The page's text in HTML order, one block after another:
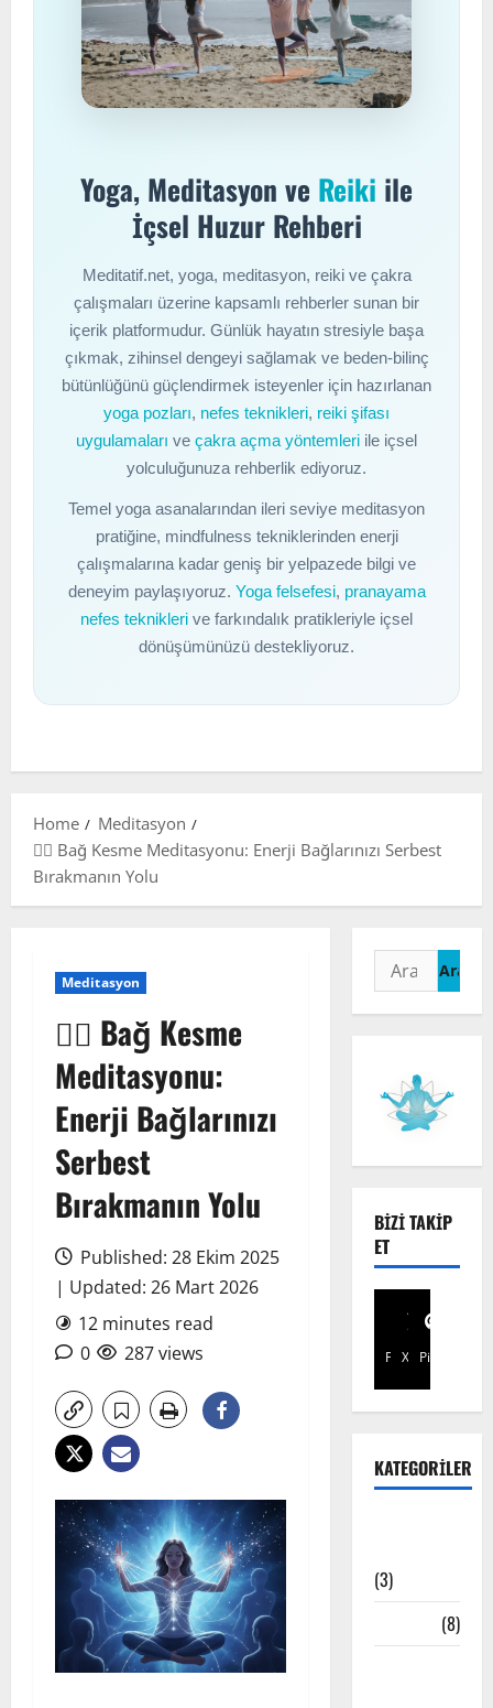
Yoga, Meditasyon ve Reiki ile
İçsel Huzur Rehberi
Meditatif.net, yoga, meditasyon, reiki ve çakra
çalışmaları üzerine kapsamlı rehberler sunan bir
içerik platformudur. Günlük hayatın stresiyle başa
çıkmak, zihinsel dengeyi sağlamak ve beden-bilinç
bütünlüğünü güçlendirmek isteyenler için hazırlanan
yoga pozları, nefes teknikleri, reiki şifası
uygulamaları ve çakra açma yöntemleri ile içsel
yolculuğunuza rehberlik ediyoruz.
Temel yoga asanalarından ileri seviye meditasyon
pratiğine, mindfulness tekniklerinden enerji
çalışmalarına kadar geniş bir yelpazede bilgi ve
deneyim paylaşıyoruz. Yoga felsefesi, pranayama
nefes teknikleri ve farkındalık pratikleriyle içsel
dönüşümünüzü destekliyoruz.
Home
Meditasyon
🧘‍♀️ Bağ Kesme Meditasyonu: Enerji Bağlarınızı Serbest
Bırakmanın Yolu
Meditasyon
🧘‍♀️ Bağ Kesme
Meditasyonu:
Enerji Bağlarınızı
Serbest
Bırakmanın Yolu
Published: 28 Ekim 2025
| Updated: 26 Mart 2026
12 minutes read
0
287 views
Arama:
BIZI TAKIP
ET
Facebook
X Pinterest
KATEGORILER
(3)
(8)